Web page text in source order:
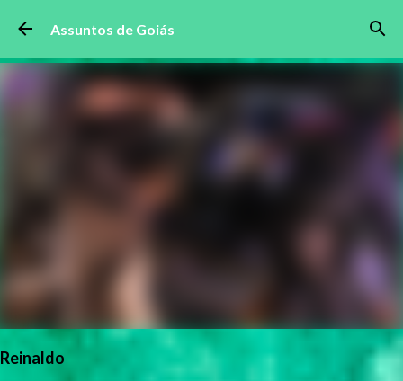
Pular para o conteúdo principal
Assuntos de Goiás
Reinaldo